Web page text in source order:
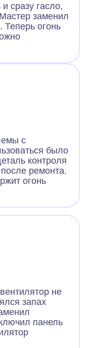
сразу гасло,
заменил
Теперь огонь
с
было
контроля
ремонта.
огонь
не
запах
панель